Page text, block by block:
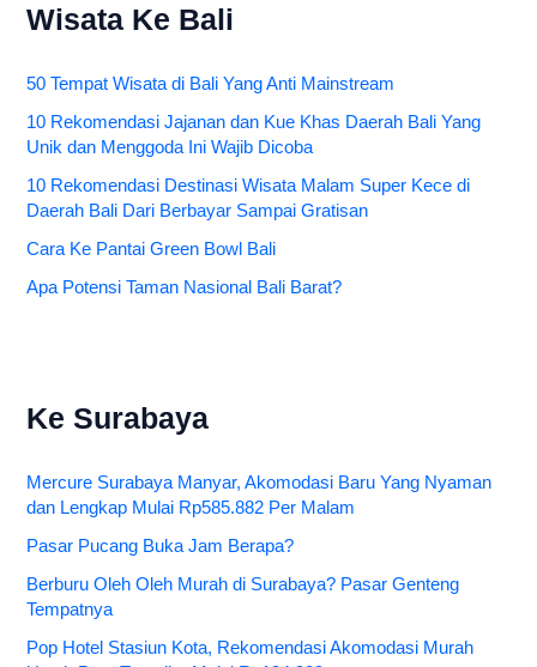
Wisata Ke Bali
50 Tempat Wisata di Bali Yang Anti Mainstream
10 Rekomendasi Jajanan dan Kue Khas Daerah Bali Yang
Unik dan Menggoda Ini Wajib Dicoba
10 Rekomendasi Destinasi Wisata Malam Super Kece di
Daerah Bali Dari Berbayar Sampai Gratisan
Cara Ke Pantai Green Bowl Bali
Apa Potensi Taman Nasional Bali Barat?
Ke Surabaya
Mercure Surabaya Manyar, Akomodasi Baru Yang Nyaman
dan Lengkap Mulai Rp585.882 Per Malam
Pasar Pucang Buka Jam Berapa?
Berburu Oleh Oleh Murah di Surabaya? Pasar Genteng
Tempatnya
Pop Hotel Stasiun Kota, Rekomendasi Akomodasi Murah